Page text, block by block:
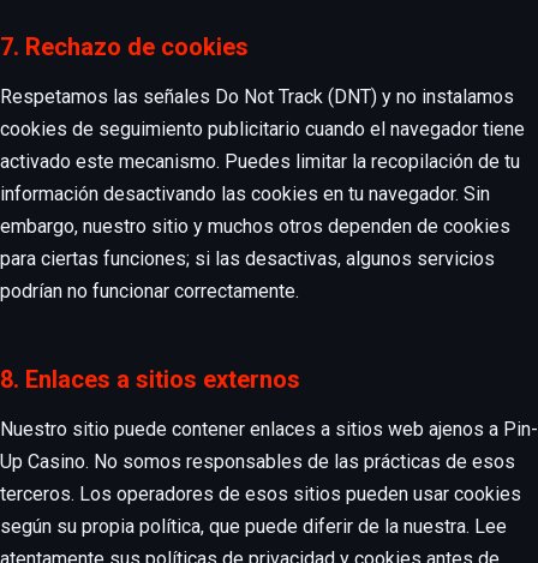
7. Rechazo de cookies
Respetamos las señales Do Not Track (DNT) y no instalamos
cookies de seguimiento publicitario cuando el navegador tiene
activado este mecanismo. Puedes limitar la recopilación de tu
información desactivando las cookies en tu navegador. Sin
embargo, nuestro sitio y muchos otros dependen de cookies
para ciertas funciones; si las desactivas, algunos servicios
podrían no funcionar correctamente.
8. Enlaces a sitios externos
Nuestro sitio puede contener enlaces a sitios web ajenos a Pin-
Up Casino. No somos responsables de las prácticas de esos
terceros. Los operadores de esos sitios pueden usar cookies
según su propia política, que puede diferir de la nuestra. Lee